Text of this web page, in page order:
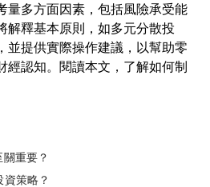
量多方面因素，包括風險承受能
解釋基本原則，如多元分散投
並提供實際操作建議，以幫助零
經認知。閱讀本文，了解如何制
重要？
策略？